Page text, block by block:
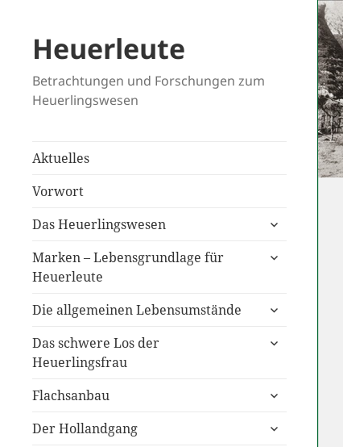
Heuerleute
Betrachtungen und Forschungen zum
Heuerlingswesen
Aktuelles
Vorwort
Das Heuerlingswesen
untermenü
Marken – Lebensgrundlage für
Heuerleute
untermenü
Die allgemeinen Lebensumstände
untermenü
Das schwere Los der
Heuerlingsfrau
untermenü
Flachsanbau
untermenü
Der Hollandgang
untermenü